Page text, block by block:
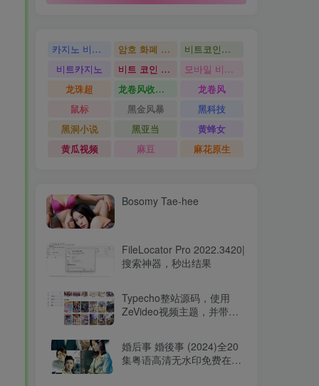
카지노 비트코인 암호 화폐 카지노
비트코인카지노
비트카지노
비트 코인 온라인 카지노
모바일 비트 코인 카지노
龙珠超
龙卷风收音机
龙卷风
鼠标
黑金风暴
黑科技
黑洞小说
黑亚当
黄蜂女
黄瓜视频
麻豆 麻花原生
Bosomy Tae-hee
FileLocator Pro 2022.3420|
搜索神器，秒出结果
Typecho整站源码，使用
ZeVideo视频主题，并带有
婚后事 婚後事 (2024)全20
集粤语高清无水印免费在线